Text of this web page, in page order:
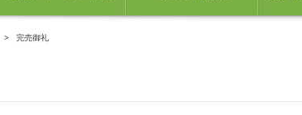
完売御礼